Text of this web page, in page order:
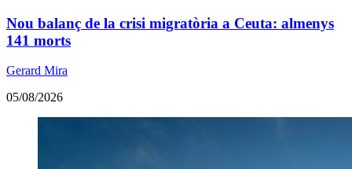
Nou balanç de la crisi migratòria a Ceuta: almenys
141 morts
Gerard Mira
05/08/2026